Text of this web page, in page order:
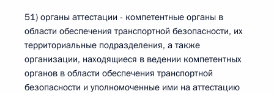
51) органы аттестации - компетентные органы в
области обеспечения транспортной безопасности, их
территориальные подразделения, а также
организации, находящиеся в ведении компетентных
органов в области обеспечения транспортной
безопасности и уполномоченные ими на аттестацию